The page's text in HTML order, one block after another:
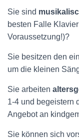
Sie sind
besten Falle
Voraussetzung!)?
Sie besitzen den
um die kleinen
Sie arbeiten
1-4 und begeistern
Angebot an
Sie können sich